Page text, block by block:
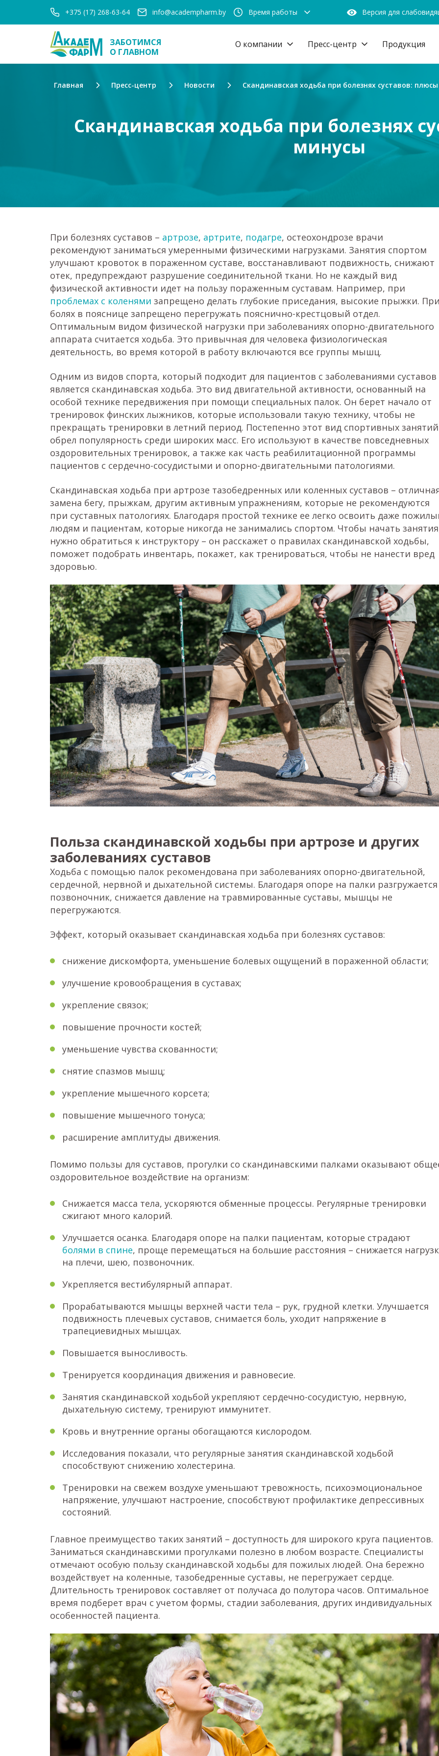
+375 (17) 268-63-64 info@academpharm.by Время работы Версия для
ЗАБОТИМСЯ
О ГЛАВНОМ
О компании Пресс-центр Продукция
Главная Пресс-центр Новости Скандинавская ходьба при болезнях суставов:
Скандинавская ходьба при болезнях
минусы
При болезнях суставов – артрозе, артрите, подагре, остеохондрозе врачи
рекомендуют заниматься умеренными физическими нагрузками. Занятия спортом
улучшают кровоток в пораженном суставе, восстанавливают подвижность, снижают
отек, предупреждают разрушение соединительной ткани. Но не каждый вид
физической активности идет на пользу пораженным суставам. Например, при
проблемах с коленями запрещено делать глубокие приседания, высокие прыжки.
болях в пояснице запрещено перегружать пояснично-крестцовый отдел.
Оптимальным видом физической нагрузки при заболеваниях опорно-двигательного
аппарата считается ходьба. Это привычная для человека физиологическая
деятельность, во время которой в работу включаются все группы мышц.
Одним из видов спорта, который подходит для пациентов с заболеваниями суставов
является скандинавская ходьба. Это вид двигательной активности, основанный на
особой технике передвижения при помощи специальных палок. Он берет начало от
тренировок финских лыжников, которые использовали такую технику, чтобы не
прекращать тренировки в летний период. Постепенно этот вид спортивных занятий
обрел популярность среди широких масс. Его используют в качестве повседневных
оздоровительных тренировок, а также как часть реабилитационной программы
пациентов с сердечно-сосудистыми и опорно-двигательными патологиями.
Скандинавская ходьба при артрозе тазобедренных или коленных суставов –
замена бегу, прыжкам, другим активным упражнениям, которые не рекомендуются
при суставных патологиях. Благодаря простой технике ее легко освоить даже
людям и пациентам, которые никогда не занимались спортом. Чтобы начать
нужно обратиться к инструктору – он расскажет о правилах скандинавской ходьбы,
поможет подобрать инвентарь, покажет, как тренироваться, чтобы не нанести вред
здоровью.
Польза скандинавской ходьбы при артрозе и других
заболеваниях суставов
Ходьба с помощью палок рекомендована при заболеваниях опорно-двигательной,
сердечной, нервной и дыхательной системы. Благодаря опоре на палки разгружается
позвоночник, снижается давление на травмированные суставы, мышцы не
перегружаются.
Эффект, который оказывает скандинавская ходьба при болезнях суставов:
снижение дискомфорта, уменьшение болевых ощущений в пораженной области;
улучшение кровообращения в суставах;
укрепление связок;
повышение прочности костей;
уменьшение чувства скованности;
снятие спазмов мышц;
укрепление мышечного корсета;
повышение мышечного тонуса;
расширение амплитуды движения.
Помимо пользы для суставов, прогулки со скандинавскими палками оказывают
оздоровительное воздействие на организм:
Снижается масса тела, ускоряются обменные процессы. Регулярные тренировки
сжигают много калорий.
Улучшается осанка. Благодаря опоре на палки пациентам, которые страдают
болями в спине, проще перемещаться на большие расстояния – снижается
на плечи, шею, позвоночник.
Укрепляется вестибулярный аппарат.
Прорабатываются мышцы верхней части тела – рук, грудной клетки. Улучшается
подвижность плечевых суставов, снимается боль, уходит напряжение в
трапециевидных мышцах.
Повышается выносливость.
Тренируется координация движения и равновесие.
Занятия скандинавской ходьбой укрепляют сердечно-сосудистую, нервную,
дыхательную систему, тренируют иммунитет.
Кровь и внутренние органы обогащаются кислородом.
Исследования показали, что регулярные занятия скандинавской ходьбой
способствуют снижению холестерина.
Тренировки на свежем воздухе уменьшают тревожность, психоэмоциональное
напряжение, улучшают настроение, способствуют профилактике депрессивных
состояний.
Главное преимущество таких занятий – доступность для широкого круга пациентов.
Заниматься скандинавскими прогулками полезно в любом возрасте. Специалисты
отмечают особую пользу скандинавской ходьбы для пожилых людей. Она бережно
воздействует на коленные, тазобедренные суставы, не перегружает сердце.
Длительность тренировок составляет от получаса до полутора часов. Оптимальное
время подберет врач с учетом формы, стадии заболевания, других индивидуальных
особенностей пациента.